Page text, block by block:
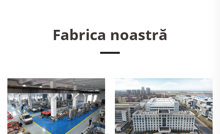
Fabrica noastră